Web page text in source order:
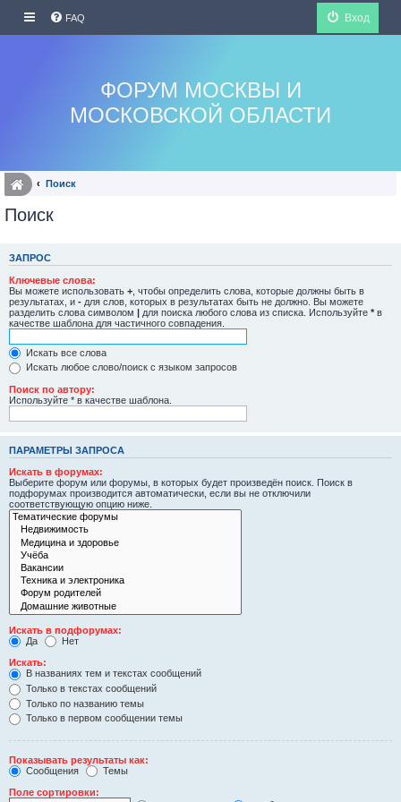
FAQ Вход
ФОРУМ МОСКВЫ И
МОСКОВСКОЙ ОБЛАСТИ
Поиск
Поиск
ЗАПРОС
Ключевые слова:
Вы можете использовать + , чтобы определить слова, которые должны быть в
результатах, и - для слов, которых в результатах быть не должно. Вы можете
разделить слова символом | для поиска любого слова из списка. Используйте * в
качестве шаблона для частичного совпадения.
Искать все слова
Искать любое слово/поиск с языком запросов
Поиск по автору:
Используйте * в качестве шаблона.
ПАРАМЕТРЫ ЗАПРОСА
Искать в форумах:
Выберите форум или форумы, в которых будет произведён поиск. Поиск в
подфорумах производится автоматически, если вы не отключили
соответствующую опцию ниже.
Искать в подфорумах:
Да
Нет
Искать:
В названиях тем и текстах сообщений
Только в текстах сообщений
Только по названию темы
Только в первом сообщении темы
Показывать результаты как:
Сообщения
Темы
Поле сортировки: